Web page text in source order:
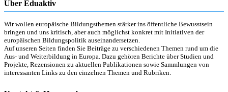
Über Eduaktiv
Wir wollen europäische Bildungsthemen stärker ins öffentliche Bewusstsein
bringen und uns kritisch, aber auch möglichst konkret mit Initiativen der
europäischen Bildungspolitik auseinandersetzen.
Auf unseren Seiten finden Sie Beiträge zu verschiedenen Themen rund um die
Aus- und Weiterbildung in Europa. Dazu gehören Berichte über Studien und
Projekte, Rezensionen zu aktuellen Publikationen sowie Sammlungen von
interessanten Links zu den einzelnen Themen und Rubriken.